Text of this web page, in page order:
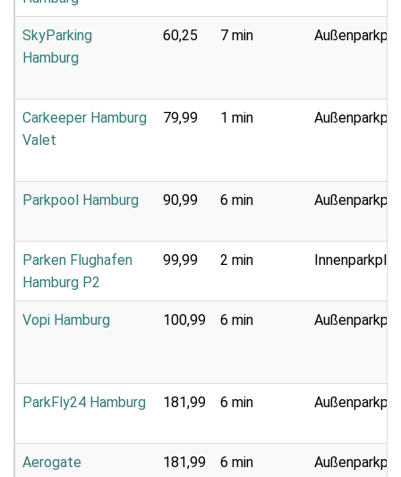
SkyParking
Hamburg
60,25 7 min
Carkeeper Hamburg
Valet
79,99 1 min
Parkpool Hamburg 90,99 6 min
Parken Flughafen
Hamburg P2
99,99 2 min
Vopi Hamburg 100,99 6 min
ParkFly24 Hamburg 181,99 6 min
Aerogate 181,99 6 min